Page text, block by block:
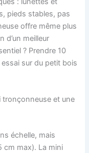
pieds stables, pas
offre même plus
d’un meilleur
? Prendre 10
sur du petit bois
tronçonneuse et une
échelle, mais
cm max). La mini